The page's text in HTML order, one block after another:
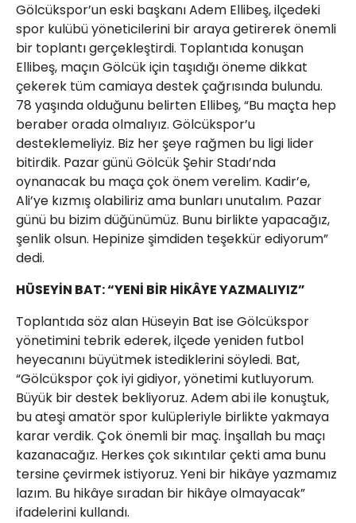
Gölcükspor’un eski başkanı Adem Ellibeş, ilçedeki
spor kulübü yöneticilerini bir araya getirerek önemli
bir toplantı gerçekleştirdi. Toplantıda konuşan
Ellibeş, maçın Gölcük için taşıdığı öneme dikkat
çekerek tüm camiaya destek çağrısında bulundu.
78 yaşında olduğunu belirten Ellibeş, “Bu maçta hep
beraber orada olmalıyız. Gölcükspor’u
desteklemeliyiz. Biz her şeye rağmen bu ligi lider
bitirdik. Pazar günü Gölcük Şehir Stadı’nda
oynanacak bu maça çok önem verelim. Kadir’e,
Ali’ye kızmış olabiliriz ama bunları unutalım. Pazar
günü bu bizim düğünümüz. Bunu birlikte yapacağız,
şenlik olsun. Hepinize şimdiden teşekkür ediyorum”
dedi.
HÜSEYİN BAT: “YENİ BİR HİKÂYE YAZMALIYIZ”
Toplantıda söz alan Hüseyin Bat ise Gölcükspor
yönetimini tebrik ederek, ilçede yeniden futbol
heyecanını büyütmek istediklerini söyledi. Bat,
“Gölcükspor çok iyi gidiyor, yönetimi kutluyorum.
Büyük bir destek bekliyoruz. Adem abi ile konuştuk,
bu ateşi amatör spor kulüpleriyle birlikte yakmaya
karar verdik. Çok önemli bir maç. İnşallah bu maçı
kazanacağız. Herkes çok sıkıntılar çekti ama bunu
tersine çevirmek istiyoruz. Yeni bir hikâye yazmamız
lazım. Bu hikâye sıradan bir hikâye olmayacak”
ifadelerini kullandı.